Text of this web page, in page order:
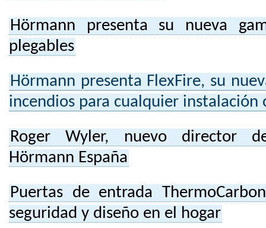
Hörmann presenta su nueva
plegables
Hörmann presenta FlexFire, su
incendios para cualquier
Roger Wyler, nuevo director
Hörmann España
Puertas de entrada
seguridad y diseño en el hogar